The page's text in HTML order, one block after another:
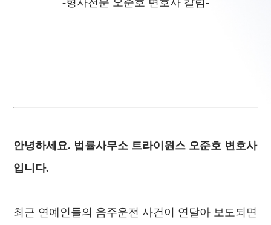
-형사전문 오준호 변호사 칼럼-
안녕하세요. 법률사무소 트라이원스 오준호 변호사
입니다.
최근 연예인들의 음주운전 사건이 연달아 보도되면